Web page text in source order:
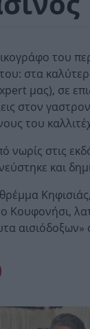
του
του: στα
μας), σε
στον
του
νωρίς στις
και
Κουφονήσι,
αισιόδοξων»